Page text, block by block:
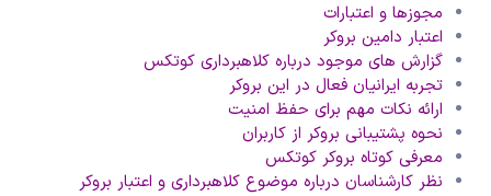
مجوزها و اعتبارات
اعتبار دامین بروکر
گزارش های موجود درباره کلاهبرداری کوتکس
تجربه ایرانیان فعال در این بروکر
ارائه نکات مهم برای حفظ امنیت
نحوه پشتیبانی بروکر از کاربران
معرفی کوتاه بروکر کوتکس
نظر کارشناسان درباره موضوع کلاهبرداری و اعتبار بروکر